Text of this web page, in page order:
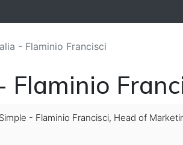
- Flaminio Francisci
Flaminio
- Flaminio Francisci, Head of